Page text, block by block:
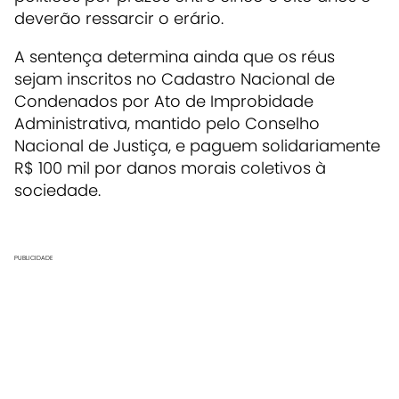
deverão ressarcir o erário.
A sentença determina ainda que os réus
sejam inscritos no Cadastro Nacional de
Condenados por Ato de Improbidade
Administrativa, mantido pelo Conselho
Nacional de Justiça, e paguem solidariamente
R$ 100 mil por danos morais coletivos à
sociedade.
PUBLICIDADE